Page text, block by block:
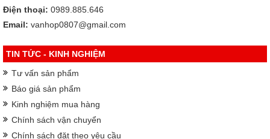
Điện thoại: 0989.885.646
Email: vanhop0807@gmail.com
TIN TỨC - KINH NGHIỆM
Tư vấn sản phẩm
Báo giá sản phẩm
Kinh nghiệm mua hàng
Chính sách vận chuyển
Chính sách đặt theo yêu cầu